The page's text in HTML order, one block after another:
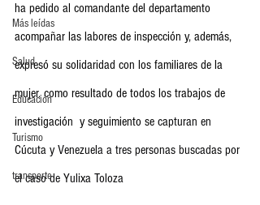
Más leídas
Salud
Educación
Turismo
transporte
ha pedido al comandante del departamento
acompañar las labores de inspección y, además,
expresó su solidaridad con los familiares de la
mujer. como resultado de todos los trabajos de
investigación  y seguimiento se capturan en
Cúcuta y Venezuela a tres personas buscadas por
el caso de Yulixa Toloza